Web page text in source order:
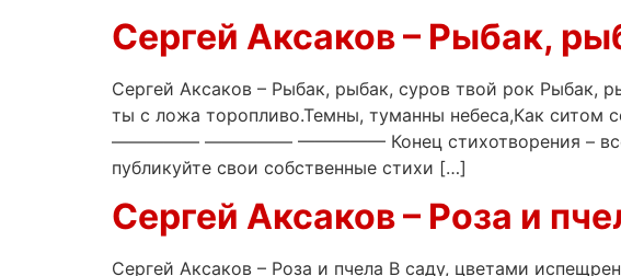
Сергей Аксаков – Рыбак,
Сергей Аксаков – Рыбак, рыбак, суров твой рок Рыбак,
ты с ложа торопливо.Темны, туманны небеса,Как ситом
————— ————— ————— Конец стихотворения – все
публикуйте свои собственные стихи […]
Сергей Аксаков – Роза и
Сергей Аксаков – Роза и пчела В саду, цветами